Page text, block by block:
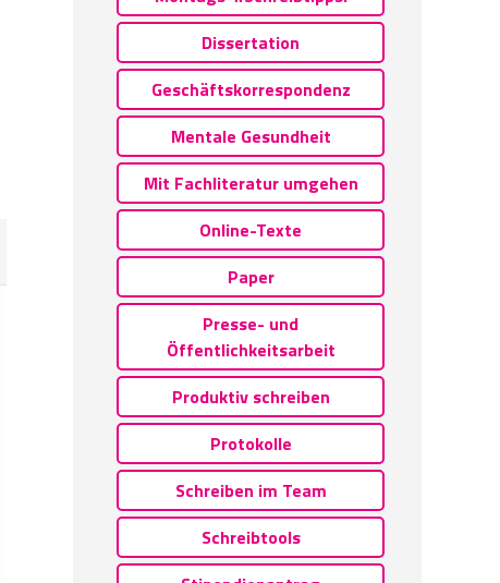
Dissertation
Geschäftskorrespondenz
Mentale Gesundheit
Mit Fachliteratur umgehen
Online-Texte
Paper
Presse- und
Öffentlichkeitsarbeit
Produktiv schreiben
Protokolle
Schreiben im Team
Schreibtools